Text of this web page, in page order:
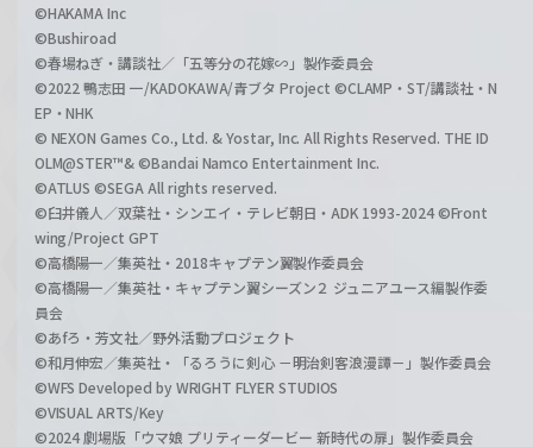
©HAKAMA Inc
©Bushiroad
©春場ねぎ・講談社／「五等分の花嫁∽」製作委員会
©2022 鴨志田 一/KADOKAWA/青ブタ Project ©CLAMP・ST/講談社・N
EP・NHK
© NEXON Games Co., Ltd. & Yostar, Inc. All Rights Reserved. THE ID
OLM@STER™& ©Bandai Namco Entertainment Inc.
©ATLUS ©SEGA All rights reserved.
©臼井儀人／双葉社・シンエイ・テレビ朝日・ADK 1993-2024 ©Front
wing/Project GPT
©高橋陽一／集英社・2018キャプテン翼製作委員会
©高橋陽一／集英社・キャプテン翼シーズン２ ジュニアユース編製作委
員会
©あfろ・芳文社／野外活動プロジェクト
©和月伸宏／集英社・「るろうに剣心 －明治剣客浪漫譚－」製作委員会
©WFS Developed by WRIGHT FLYER STUDIOS
©VISUAL ARTS/Key
©2024 劇場版「ウマ娘 プリティーダービー 新時代の扉」製作委員会